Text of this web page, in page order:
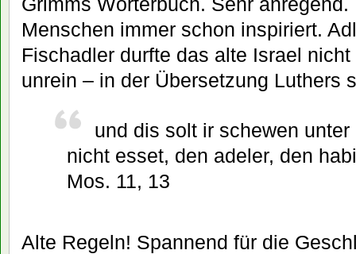
Menschen immer schon inspiriert.
Fischadler durfte das alte Israel
unrein – in der Übersetzung Luthers
und dis solt ir schewen
nicht esset, den adeler, den
Mos. 11, 13
Alte Regeln! Spannend für die